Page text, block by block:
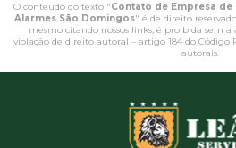
O conteúdo do texto "Contato de Empresa
Alarmes São Domingos" é de direito
mesmo citando nossos links, é proibida sem
violação de direito autoral – artigo 184 do Código
autorais.